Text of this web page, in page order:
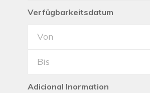
Verfügbarkeitsdatum
Adicional Inormation